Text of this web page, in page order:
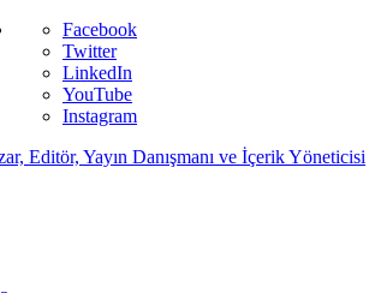
Facebook
Twitter
LinkedIn
YouTube
Instagram